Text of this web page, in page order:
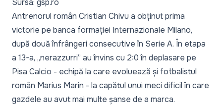
Antrenorul român Cristian Chivu a obținut prima
victorie pe banca formației Internazionale Milano,
după două înfrângeri consecutive în Serie A. În etapa
a 13-a, „nerazzurri” au învins cu 2:0 în deplasare pe
Pisa Calcio - echipă la care evoluează și fotbalistul
român Marius Marin - la capătul unui meci dificil în care
gazdele au avut mai multe șanse de a marca.